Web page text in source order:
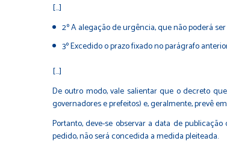
[...]
2º A alegação de urgência, que não poderá
3º Excedido o prazo fixado no parágrafo
[...]
De outro modo, vale salientar que o decreto
governadores e prefeitos) e, geralmente, prevê
Portanto, deve-se observar a data de
pedido, não será concedida a medida pleiteada.